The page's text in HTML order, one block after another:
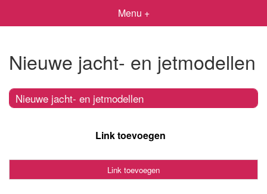
Menu +
Nieuwe jacht- en jetmodellen
Nieuwe jacht- en jetmodellen
Link toevoegen
Link toevoegen